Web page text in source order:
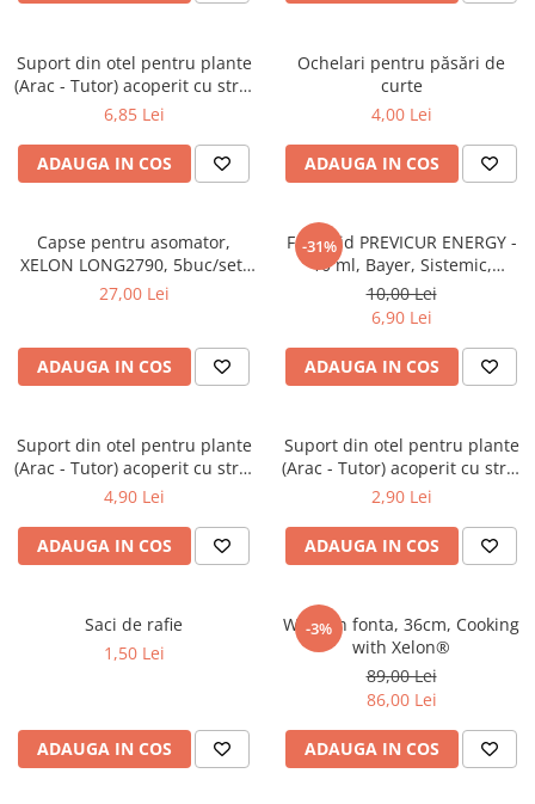
tuns gard viu
Piese motocositoare si fire
Motoferastraie si accesorii
Lanturi de drujba
Motoferastraie
Sisteme de udare si irigare
Furtun gradina
Piese pompe de stropit
Pompe de stropit si pulverizatoare
Tub picurare
Uleiuri, piese si consumabile
Unelte de gradinarit
Cazmale si lopeti
Foarfeci de gradina
Unelte mici de mana
Ustensile altoit
Accesorii oi si capre
Adapatoare
Marcare oi
Accesorii alaptare vitei
Accesorii vaci
Adapatoare si piese de schimb
Marcare vaci
Produse de muls
Recompense
Zgarzi
Suport din otel pentru plante
(Arac - Tutor) acoperit cu strat
de PVC 16mm x 1800mm
6,85 Lei
ADAUGA IN COS
Ochelari pentru păsări de
curte
4,00 Lei
ADAUGA IN COS
Capse pentru asomator,
XELON LONG2790, 5buc/set,
pentru animale mari
27,00 Lei
ADAUGA IN COS
-31%
Fungicid PREVICUR ENERGY -
10 ml, Bayer, Sistemic,
Castraveti, Tomate, Pepeni
verzi
10,00 Lei
6,90 Lei
ADAUGA IN COS
Suport din otel pentru plante
(Arac - Tutor) acoperit cu strat
de PVC 11mm X 1500mm
4,90 Lei
ADAUGA IN COS
Suport din otel pentru plante
(Arac - Tutor) acoperit cu strat
de PVC 11mm X 900mm
2,90 Lei
ADAUGA IN COS
Saci de rafie
1,50 Lei
ADAUGA IN COS
-3%
Wok din fonta, 36cm, Cooking
with Xelon®
89,00 Lei
86,00 Lei
ADAUGA IN COS